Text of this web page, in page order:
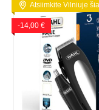
Atsiimkite Vilniuje
-14,00 €